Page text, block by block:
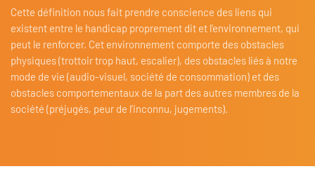
Cette définition nous fait prendre conscience des liens qui
existent entre le handicap proprement dit et l’environnement, qui
peut le renforcer. Cet environnement comporte des obstacles
physiques (trottoir trop haut, escalier), des obstacles liés à notre
mode de vie (audio-visuel, société de consommation) et des
obstacles comportementaux de la part des autres membres de la
société (préjugés, peur de l’inconnu, jugements).